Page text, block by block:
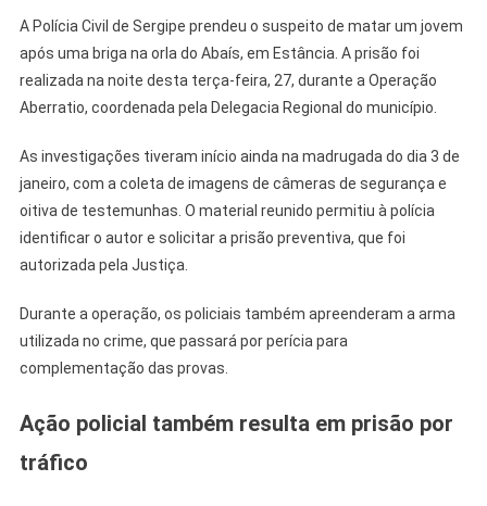
Ocorrido
Na
Orla
Do
A Polícia Civil de Sergipe prendeu o suspeito de matar um jovem
após uma briga na orla do Abaís, em Estância. A prisão foi
realizada na noite desta terça-feira, 27, durante a Operação
Aberratio, coordenada pela Delegacia Regional do município.
As investigações tiveram início ainda na madrugada do dia 3 de
janeiro, com a coleta de imagens de câmeras de segurança e
oitiva de testemunhas. O material reunido permitiu à polícia
identificar o autor e solicitar a prisão preventiva, que foi
autorizada pela Justiça.
Durante a operação, os policiais também apreenderam a arma
utilizada no crime, que passará por perícia para
complementação das provas.
Ação policial também resulta em prisão por
tráfico